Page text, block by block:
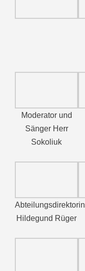
Moderator und
Sänger Herr
Sokoliuk
Abteilungsdirektorin
Hildegund Rüger